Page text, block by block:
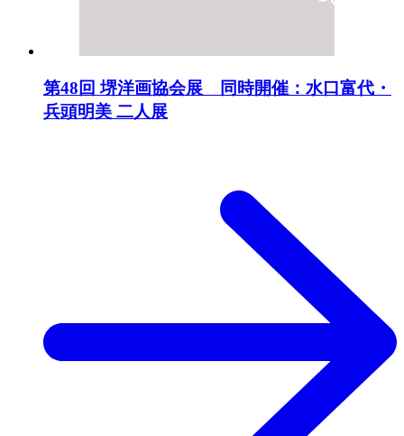
第48回 堺洋画協会展 同時開催：水口富代・
兵頭明美 二人展